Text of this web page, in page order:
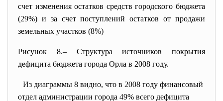
счет изменения остатков средств городского бюджета
(29%) и за счет поступлений остатков от продажи
земельных участков (8%)
Рисунок 8.– Структура источников покрытия
дефицита бюджета города Орла в 2008 году.
Из диаграммы 8 видно, что в 2008 году финансовый
отдел администрации города 49% всего дефицита